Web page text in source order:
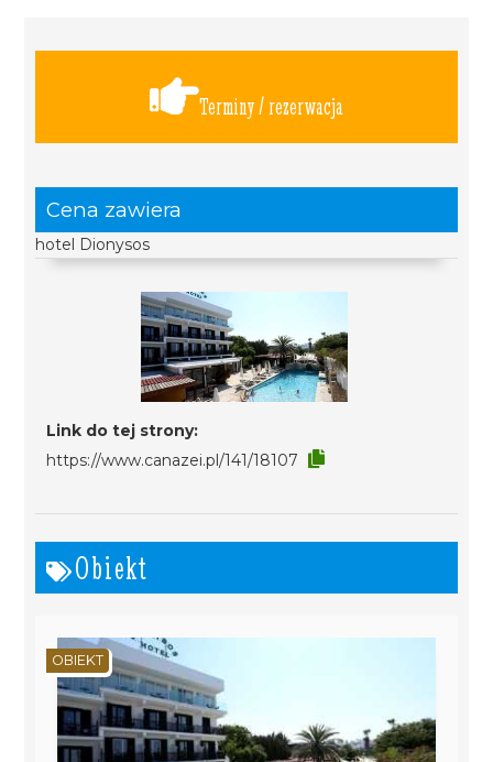
Terminy / rezerwacja
Cena zawiera
hotel Dionysos
Link do tej strony:
https://www.canazei.pl/141/18107
Obiekt
OBIEKT